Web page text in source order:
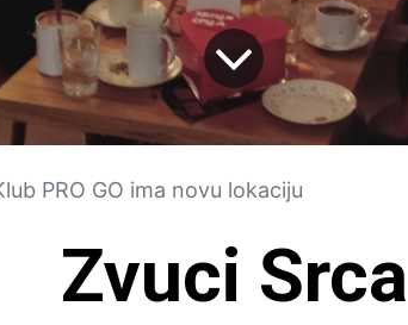
PRO GO ima novu lokaciju
Zvuci Srca